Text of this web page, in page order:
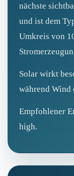
nächste
und ist dem
Umkreis von
Solar wirkt
während Wind
Empfohlener
high.